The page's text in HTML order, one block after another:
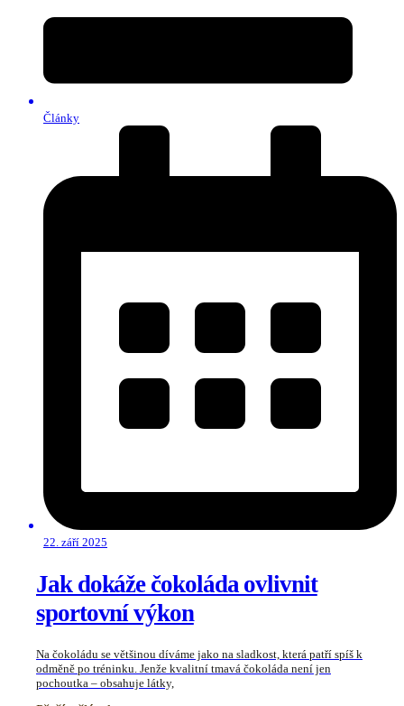
Články
22. září 2025
Jak dokáže čokoláda ovlivnit
sportovní výkon
Na čokoládu se většinou díváme jako na sladkost, která patří spíš k
odměně po tréninku. Jenže kvalitní tmavá čokoláda není jen
pochoutka – obsahuje látky,